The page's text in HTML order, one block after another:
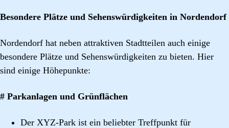
Besondere Plätze und Sehenswürdigkeiten in Nordendorf
Nordendorf hat neben attraktiven Stadtteilen auch einige
besondere Plätze und Sehenswürdigkeiten zu bieten. Hier
sind einige Höhepunkte:
# Parkanlagen und Grünflächen
Der XYZ-Park ist ein beliebter Treffpunkt für